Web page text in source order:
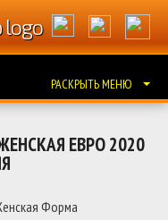
РАСКРЫТЬ МЕНЮ
ЕВРО 2020
Форма